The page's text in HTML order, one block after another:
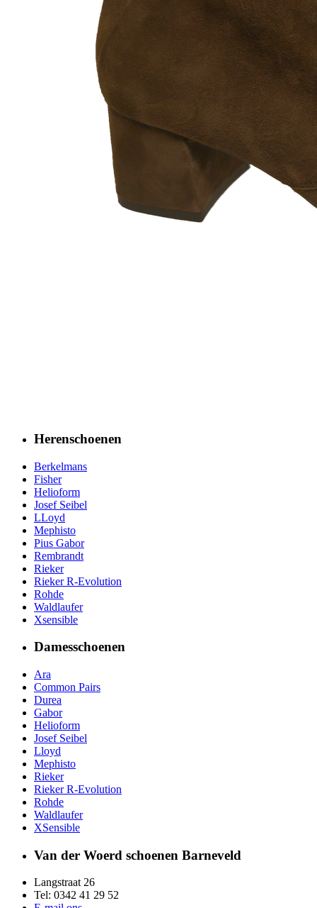
Herenschoenen
Berkelmans
Fisher
Helioform
Josef Seibel
LLoyd
Mephisto
Pius Gabor
Rembrandt
Rieker
Rieker R-Evolution
Rohde
Waldlaufer
Xsensible
Damesschoenen
Ara
Common Pairs
Durea
Gabor
Helioform
Josef Seibel
Lloyd
Mephisto
Rieker
Rieker R-Evolution
Rohde
Waldlaufer
XSensible
Van der Woerd schoenen Barneveld
Langstraat 26
Tel: 0342 41 29 52